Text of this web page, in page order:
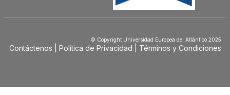
© Copyright Universidad Europea del Atlántico 2025
Contáctenos Política de Privacidad Términos y Condiciones